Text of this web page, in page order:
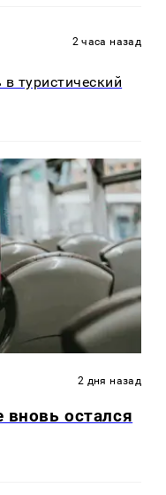
2 часа назад
туристический
2 дня назад
остался